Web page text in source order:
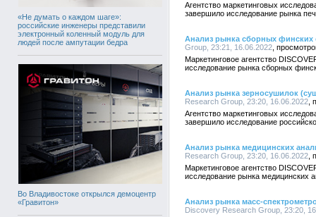
«Не думать о каждом шаге»:
российские инженеры представили
электронный коленный модуль для
людей после ампутации бедра
Во Владивостоке открылся демоцентр
«Гравитон»
Агентство маркетинговых
завершило исследование рынка
Анализ рынка сборных финских
Group, 23:21, 16.06.2022
Маркетинговое агентство
исследование рынка сборных
Анализ рынка зерносушилок
Research Group, 23:20, 16.06.2022
Агентство маркетинговых
завершило исследование
Анализ рынка медицинских
Research Group, 23:20, 16.06.2022
Маркетинговое агентство
исследование рынка медицинских
Анализ рынка масс-
Discovery Research Group, 23:20,